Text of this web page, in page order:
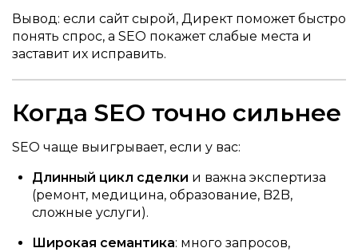
Вывод: если сайт сырой, Директ поможет быстро
понять спрос, а SEO покажет слабые места и
заставит их исправить.
Когда SEO точно сильнее
SEO чаще выигрывает, если у вас:
Длинный цикл сделки и важна экспертиза
(ремонт, медицина, образование, B2B,
сложные услуги).
Широкая семантика: много запросов,